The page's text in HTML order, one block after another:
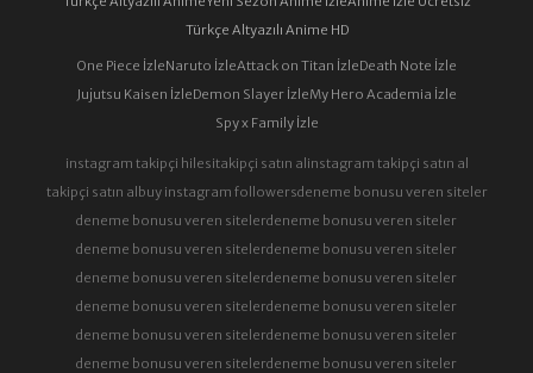
Türkçe Altyazılı Anime HD
One Piece İzleNaruto İzleAttack on Titan İzleDeath Note İzle
Jujutsu Kaisen İzleDemon Slayer İzleMy Hero Academia İzle
Spy x Family İzle
instagram takipçi hilesitakipçi satın alinstagram takipçi satın al
takipçi satın albuy instagram followersdeneme bonusu veren siteler
deneme bonusu veren sitelerdeneme bonusu veren siteler
deneme bonusu veren sitelerdeneme bonusu veren siteler
deneme bonusu veren sitelerdeneme bonusu veren siteler
deneme bonusu veren sitelerdeneme bonusu veren siteler
deneme bonusu veren sitelerdeneme bonusu veren siteler
deneme bonusu veren sitelerdeneme bonusu veren siteler